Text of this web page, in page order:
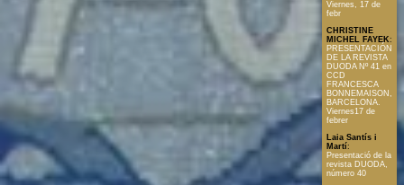
Viernes, 17 de
febr
CHRISTINE
MICHEL FAYEK:
PRESENTACIÓN
DE LA REVISTA
DUODA Nº 41 en
CCD
FRANCESCA
BONNEMAISON,
BARCELONA.
Viernes17 de
febrer
Laia Santís i
Martí:
Presentació de la
revista DUODA,
número 40